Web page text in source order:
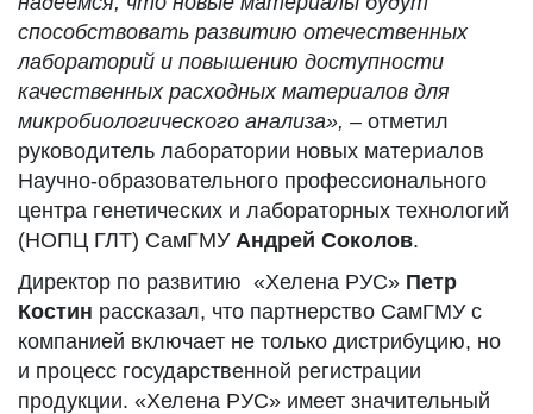
способствовать развитию отечественных
лабораторий и повышению доступности
качественных расходных материалов для
микробиологического анализа», – отметил
руководитель лаборатории новых материалов
Научно-образовательного профессионального
центра генетических и лабораторных технологий
(НОПЦ ГЛТ) СамГМУ Андрей Соколов.
Директор по развитию «Хелена РУС» Петр
Костин рассказал, что партнерство СамГМУ с
компанией включает не только дистрибуцию, но
и процесс государственной регистрации
продукции. «Хелена РУС» имеет значительный